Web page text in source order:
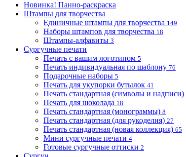
Новинка! Панно-раскраска
Штампы для творчества
Единичные штампы для творчества 149
Наборы штампов для творчества 18
Штампы-алфавиты 3
Сургучные печати
Печать с вашим логотипом 5
Печать индивидуальная по шаблону 76
Подарочные наборы 5
Печать для укупорки бутылок 41
Печать стандартная (символы и надписи)
Печать для шоколада 18
Печать стандартная (монограммы) 8
Печать стандартная (для рукоделия) 27
Печать стандартная (новая коллекция) 65
Мини сургучные печати 4
Готовые сургучные оттиски 2